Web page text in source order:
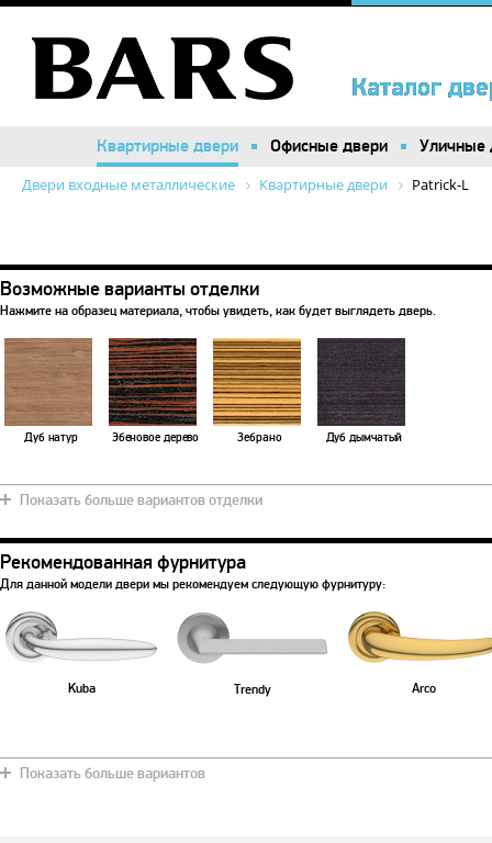
Каталог
Каталог
Квартирные двери Офисные двери Уличные
Квартирные двери Офисные двери Уличные
Двери входные металлические Квартирные двери Patrick-L
Возможные варианты отделки
Нажмите на образец материала, чтобы увидеть, как будет выглядеть дверь.
Дуб натур Эбеновое дерево Зебрано Дуб дымчатый
Показать больше вариантов отделки
Рекомендованная фурнитура
Для данной модели двери мы рекомендуем следующую фурнитуру:
Kuba Trendy Arco
Показать больше вариантов